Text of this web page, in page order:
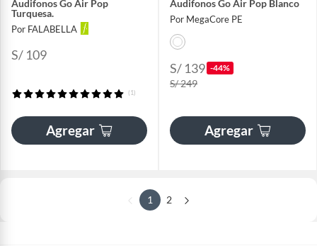
Audifonos Go Air Pop
Turquesa.
Por FALABELLA
S/ 109
(1)
Agregar
Audifonos Go Air Pop Blanco
Por MegaCore PE
S/ 139 -44%
S/ 249
Agregar
1 2